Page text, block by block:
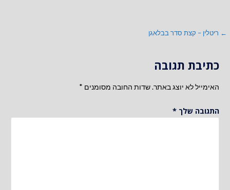
ניווט
← ריטלין – קצת סדר בבלאגן
כתיבת תגובה
האימייל לא יוצג באתר.שדות החובה מסומנים *
התגובה שלך *